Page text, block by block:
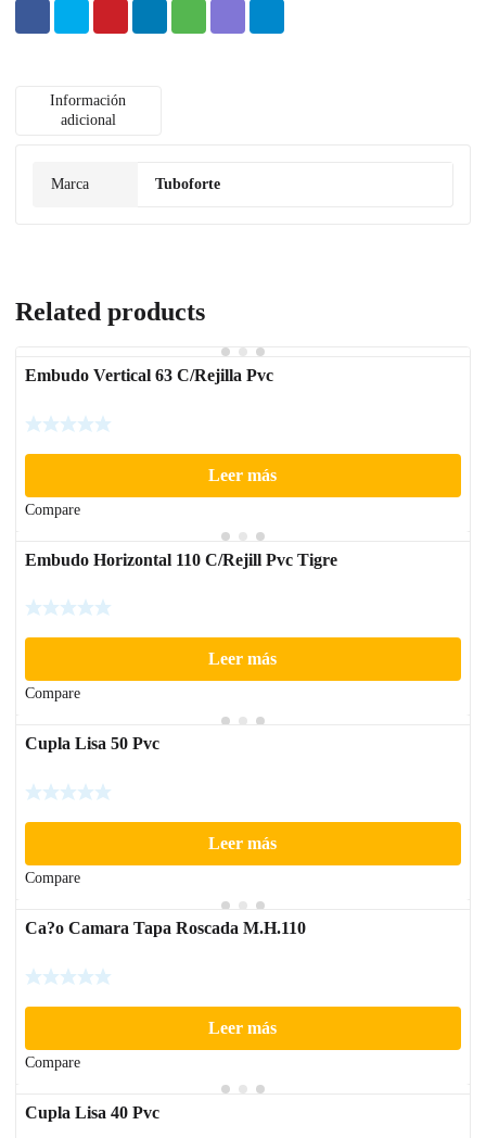
Información
adicional
Marca Tuboforte
Related products
Embudo Vertical 63 C/Rejilla Pvc
Leer más
Compare
Embudo Horizontal 110 C/Rejill Pvc Tigre
Leer más
Compare
Cupla Lisa 50 Pvc
Leer más
Compare
Ca?o Camara Tapa Roscada M.H.110
Leer más
Compare
Cupla Lisa 40 Pvc